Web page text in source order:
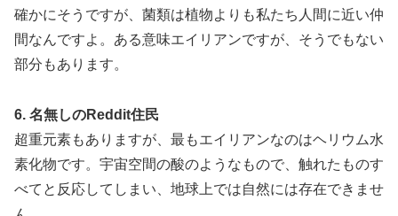
確かにそうですが、菌類は植物よりも私たち人間に近い仲
間なんですよ。ある意味エイリアンですが、そうでもない
部分もあります。
6. 名無しのReddit住民
超重元素もありますが、最もエイリアンなのはヘリウム水
素化物です。宇宙空間の酸のようなもので、触れたものす
べてと反応してしまい、地球上では自然には存在できませ